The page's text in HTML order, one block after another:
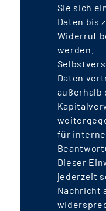
Sie sich
Daten bis
Widerruf
werden.
Daten
außerhalb
für
Dieser
jederzeit
Nachricht